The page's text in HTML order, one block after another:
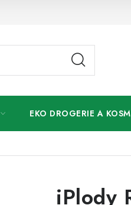
podmínky
EKO DROGERIE A
iPlody